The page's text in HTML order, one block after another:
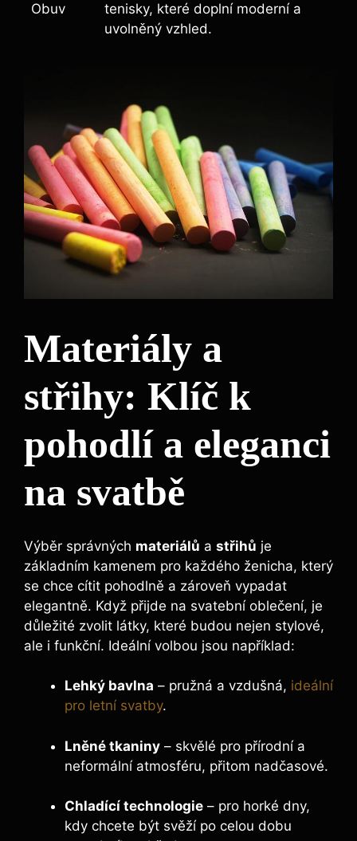
Obuv
tenisky, které doplní moderní a
uvolněný vzhled.
Materiály a
střihy: Klíč k
pohodlí a eleganci
na svatbě
Výběr správných materiálů a střihů je
základním kamenem pro každého ženicha, který
se chce cítit pohodlně a zároveň vypadat
elegantně. Když přijde na svatební oblečení, je
důležité zvolit látky, které budou nejen stylové,
ale i funkční. Ideální volbou jsou například:
Lehký bavlna – pružná a vzdušná, ideální
pro letní svatby.
Lněné tkaniny – skvělé pro přírodní a
neformální atmosféru, přitom nadčasové.
Chladící technologie – pro horké dny,
kdy chcete být svěží po celou dobu